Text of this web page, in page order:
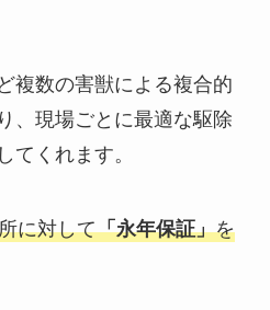
複数の害獣による複合的
、現場ごとに最適な駆除
てくれます。
に対して「永年保証」を